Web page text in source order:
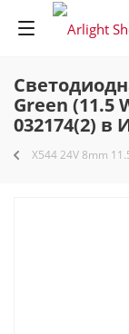
Green (11.5
032174(2) в
X544 24V 8mm